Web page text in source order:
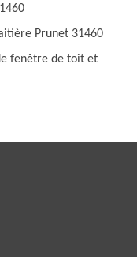
Prunet 31460
fenêtre de toit et